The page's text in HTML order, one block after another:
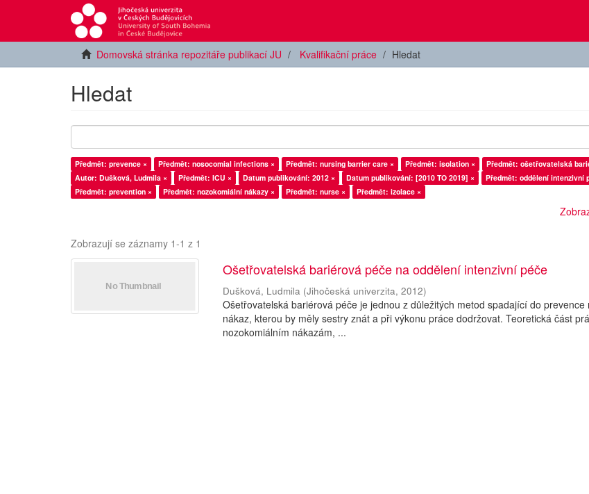
Domovská stránka repozitáře publikací JU Kvalifikační práce Hledat
Hledat
Předmět: prevence × Předmět: nosocomial infections × Předmět: nursing barrier care × Předmět: isolation ×
Předmět: ošetřovatelská
Autor: Dušková, Ludmila ×
Předmět: ICU × Datum publikování: 2012 × Datum publikování: [2010 TO 2019] ×
Předmět: oddělení intenzivní
Předmět: prevention ×
Předmět: nozokomiální nákazy × Předmět: nurse × Předmět: izolace ×
Zobrazují se záznamy 1-1 z 1
Ošetřovatelská bariérová péče na oddělení intenzivní péče
Dušková, Ludmila (Jihočeská univerzita,2012)
Ošetřovatelská bariérová péče je jednou z důležitých metod spadající do prevence
nákaz, kterou by měly sestry znát a při výkonu práce dodržovat. Teoretická část
nozokomiálním nákazám, ...